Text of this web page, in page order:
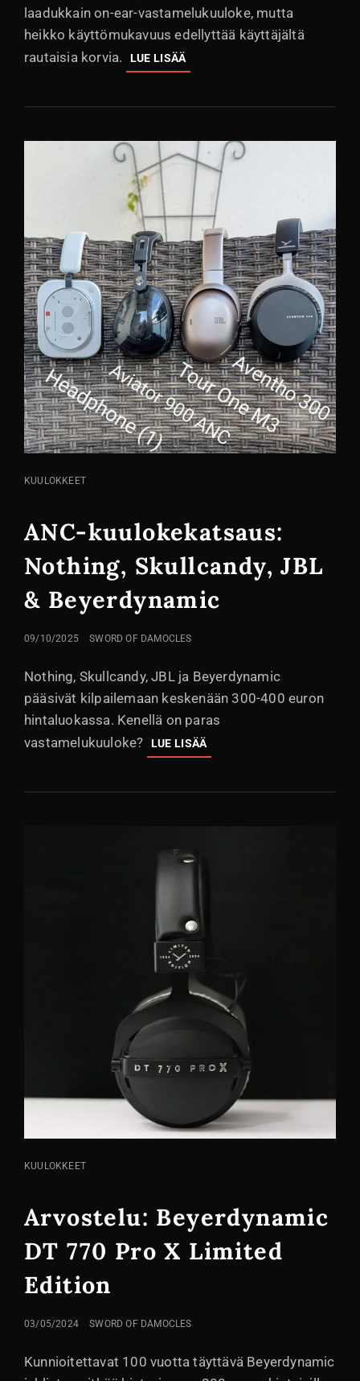
laadukkain on-ear-vastamelukuuloke, mutta
heikko käyttömukavuus edellyttää käyttäjältä
rautaisia korvia.
LUE LISÄÄBEYERDYNAMIC
AVENTHO
RETROHENKINEN
EAR
VASTAMELULLA
KISSA
KUULOKKEET
ANC-kuulokekatsaus:
Nothing, Skullcandy, JBL
& Beyerdynamic
LÄHETETTY
09/10/2025 SWORD OF DAMOCLES
Nothing, Skullcandy, JBL ja Beyerdynamic
pääsivät kilpailemaan keskenään 300-400 euron
hintaluokassa. Kenellä on paras
vastamelukuuloke?
LUE LISÄÄANC-
KUULOKEKATSAUS:
SKULLCANDY,
KISSA
KUULOKKEET
Arvostelu: Beyerdynamic
DT 770 Pro X Limited
Edition
LÄHETETTY
03/05/2024 SWORD OF DAMOCLES
Kunnioitettavat 100 vuotta täyttävä Beyerdynamic